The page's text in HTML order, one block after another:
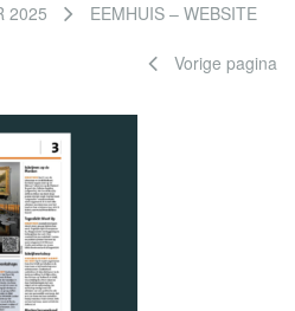
2025
EEMHUIS – WEBSITE
Vorige pagina